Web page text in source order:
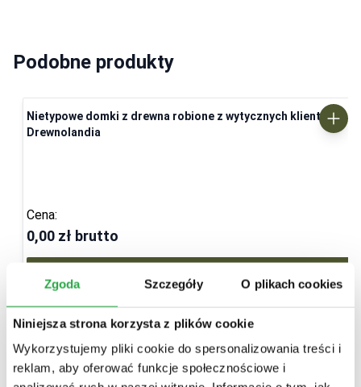
Zgoda Szczegóły O plikach cookies
Niniejsza strona korzysta z plików cookie
Wykorzystujemy pliki cookie do spersonalizowania treści i
reklam, aby oferować funkcje społecznościowe i
Podobne produkty
Nietypowe domki z drewna robione z wytycznych klienta -
Drewnolandia
Cena:
0,00 zł brutto